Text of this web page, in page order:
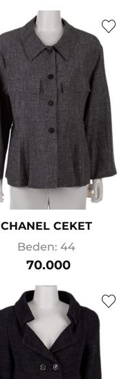
CHANEL CEKET
Beden: 44
70.000